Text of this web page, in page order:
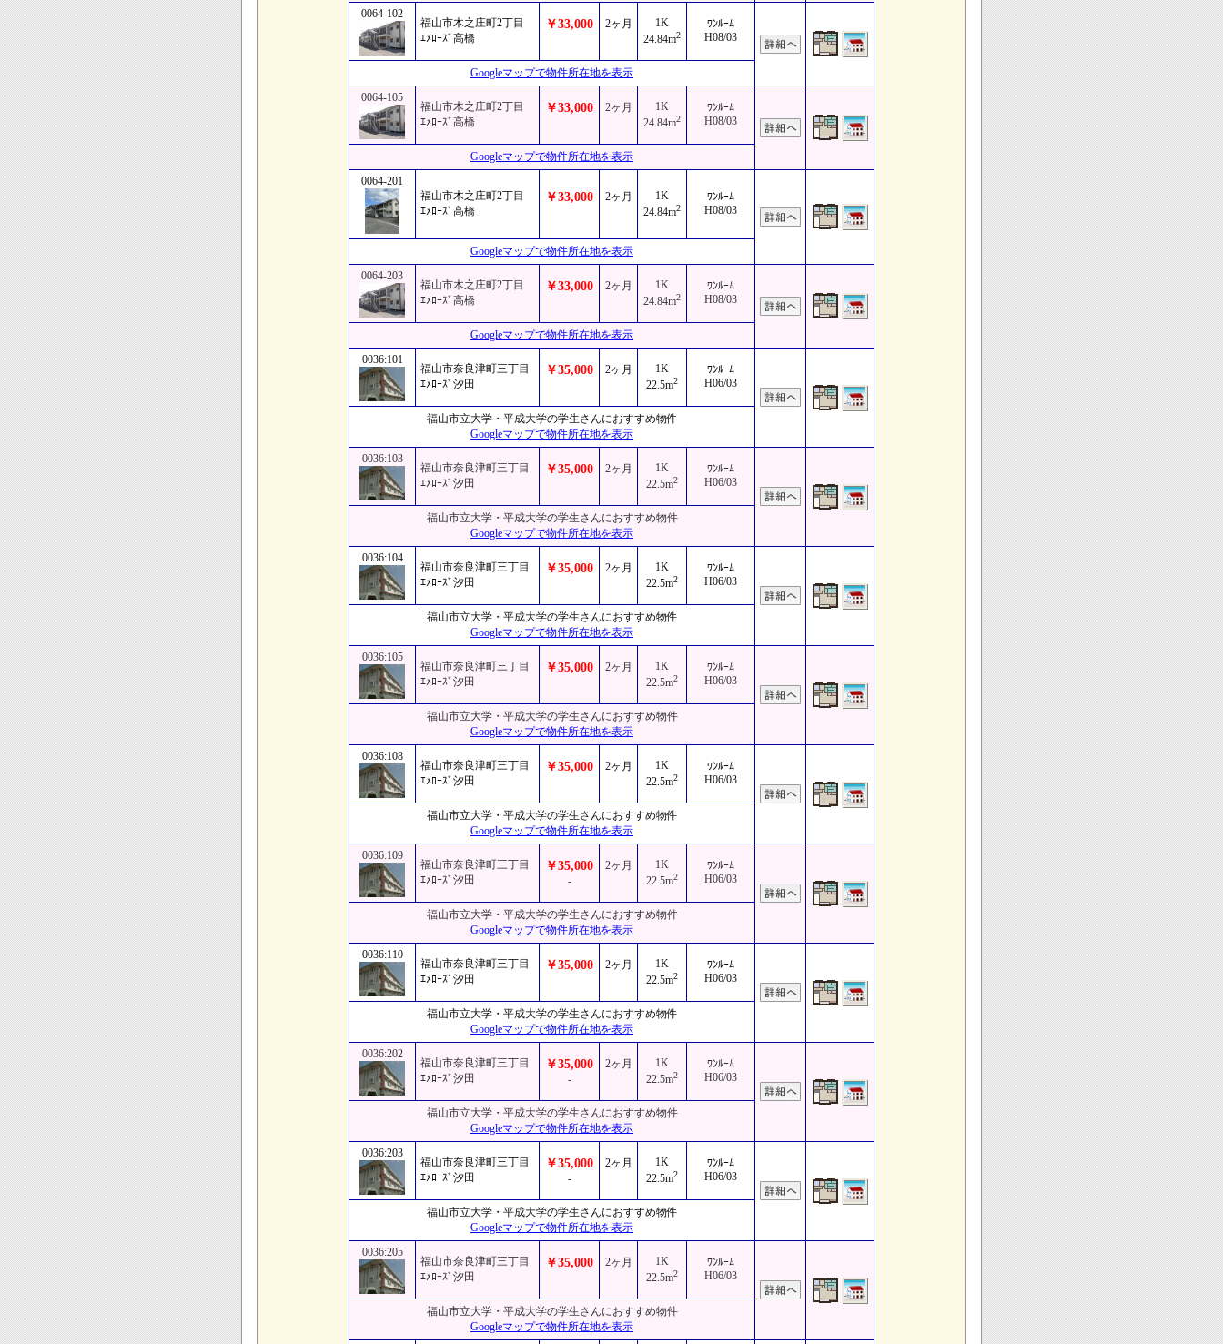
0064-102
福山市木之庄町2丁目
ｴﾒﾛｰｽﾞ高橋
￥33,000 2ヶ月
1K
24.84m2
ﾜﾝﾙｰﾑ
H08/03
Googleマップで物件所在地を表示
0064-105
福山市木之庄町2丁目
ｴﾒﾛｰｽﾞ高橋
￥33,000 2ヶ月
1K
24.84m2
ﾜﾝﾙｰﾑ
H08/03
Googleマップで物件所在地を表示
0064-201
福山市木之庄町2丁目
ｴﾒﾛｰｽﾞ高橋
￥33,000 2ヶ月
1K
24.84m2
ﾜﾝﾙｰﾑ
H08/03
Googleマップで物件所在地を表示
0064-203
福山市木之庄町2丁目
ｴﾒﾛｰｽﾞ高橋
￥33,000 2ヶ月
1K
24.84m2
ﾜﾝﾙｰﾑ
H08/03
Googleマップで物件所在地を表示
0036:101
福山市奈良津町三丁目
ｴﾒﾛｰｽﾞ汐田
￥35,000 2ヶ月
1K
22.5m2
ﾜﾝﾙｰﾑ
H06/03
福山市立大学・平成大学の学生さんにおすすめ物件
Googleマップで物件所在地を表示
0036:103
福山市奈良津町三丁目
ｴﾒﾛｰｽﾞ汐田
￥35,000 2ヶ月
1K
22.5m2
ﾜﾝﾙｰﾑ
H06/03
福山市立大学・平成大学の学生さんにおすすめ物件
Googleマップで物件所在地を表示
0036:104
福山市奈良津町三丁目
ｴﾒﾛｰｽﾞ汐田
￥35,000 2ヶ月
1K
22.5m2
ﾜﾝﾙｰﾑ
H06/03
福山市立大学・平成大学の学生さんにおすすめ物件
Googleマップで物件所在地を表示
0036:105
福山市奈良津町三丁目
ｴﾒﾛｰｽﾞ汐田
￥35,000 2ヶ月
1K
22.5m2
ﾜﾝﾙｰﾑ
H06/03
福山市立大学・平成大学の学生さんにおすすめ物件
Googleマップで物件所在地を表示
0036:108
福山市奈良津町三丁目
ｴﾒﾛｰｽﾞ汐田
￥35,000 2ヶ月
1K
22.5m2
ﾜﾝﾙｰﾑ
H06/03
福山市立大学・平成大学の学生さんにおすすめ物件
Googleマップで物件所在地を表示
0036:109
福山市奈良津町三丁目
ｴﾒﾛｰｽﾞ汐田
￥35,000
-
2ヶ月
1K
22.5m2
ﾜﾝﾙｰﾑ
H06/03
福山市立大学・平成大学の学生さんにおすすめ物件
Googleマップで物件所在地を表示
0036:110
福山市奈良津町三丁目
ｴﾒﾛｰｽﾞ汐田
￥35,000 2ヶ月
1K
22.5m2
ﾜﾝﾙｰﾑ
H06/03
福山市立大学・平成大学の学生さんにおすすめ物件
Googleマップで物件所在地を表示
0036:202
福山市奈良津町三丁目
ｴﾒﾛｰｽﾞ汐田
￥35,000
-
2ヶ月
1K
22.5m2
ﾜﾝﾙｰﾑ
H06/03
福山市立大学・平成大学の学生さんにおすすめ物件
Googleマップで物件所在地を表示
0036:203
福山市奈良津町三丁目
ｴﾒﾛｰｽﾞ汐田
￥35,000
-
2ヶ月
1K
22.5m2
ﾜﾝﾙｰﾑ
H06/03
福山市立大学・平成大学の学生さんにおすすめ物件
Googleマップで物件所在地を表示
0036:205
福山市奈良津町三丁目
ｴﾒﾛｰｽﾞ汐田
￥35,000 2ヶ月
1K
22.5m2
ﾜﾝﾙｰﾑ
H06/03
福山市立大学・平成大学の学生さんにおすすめ物件
Googleマップで物件所在地を表示